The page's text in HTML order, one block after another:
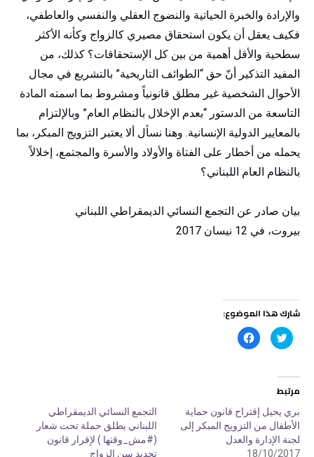
والإرادة والخبرة الحياتية والنضوج العقلي والنفسي والعاطفي،
فكيف يعقل أن يكون استحقاق مصيري كالزواج وكأنه الأكثر
سطحية والأقل أهمية من بين كل الإستحقاقات؟ كذلك، من
المفيد التذكير أنّ حق “الطوائف التاريخية” بالتشريع في مجال
الأحوال الشخصية غير مطلق قانونياً ومشروط بما اسمته المادة
التاسعة من الدستور “بعدم الإخلال بالنظام العام” وبالإلتزام
بالمعايير الدولية الإنسانية. وهنا نسأل ألا يعتبر التزويج المبكر، بما
يحمله من أخطار على الفتاة والأولاد والأسرة والمجتمع، إخلالاً
بالنظام العام اللبناني؟
بيان صادر عن التجمع النسائي الديمقراطي اللبناني
بيروت، في 12 نيسان 2017
شارك هذا الموضوع:
ض
ر
ك
ة
ع
ل
ى
ن
ر
ك
ة
ع
ل
مرتبط
بري يحيل إقتراح قانون حماية
الأطفال من التزويج المبكر إلى
لجنة الإدارة والعدل
18/10/2017
التجمع النسائي الديمقراطي
اللبناني يطلق حملة تحت شعار
(#مش_وقتها ) لإقرار قانون
تحديد سن الزواج